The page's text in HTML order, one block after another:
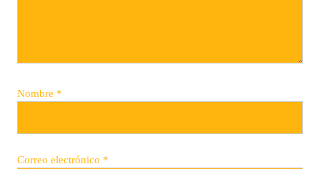
Nombre *
Correo electrónico *